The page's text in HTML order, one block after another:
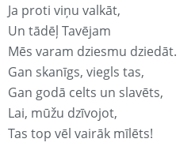
Ja proti viņu valkāt,
Un tādēļ Tavējam
Mēs varam dziesmu dziedāt.
Gan skanīgs, viegls tas,
Gan godā celts un slavēts,
Lai, mūžu dzīvojot,
Tas top vēl vairāk mīlēts!